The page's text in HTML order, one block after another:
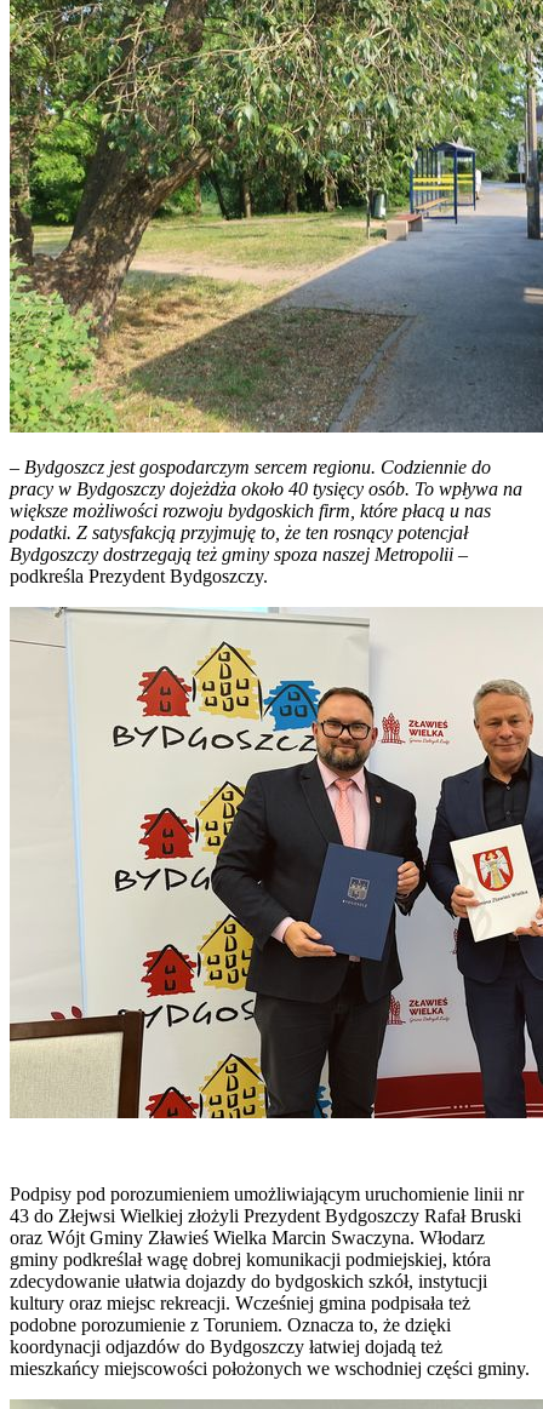
– Bydgoszcz jest gospodarczym sercem regionu. Codziennie do
pracy w Bydgoszczy dojeżdża około 40 tysięcy osób. To wpływa na
większe możliwości rozwoju bydgoskich firm, które płacą u nas
podatki. Z satysfakcją przyjmuję to, że ten rosnący potencjał
Bydgoszczy dostrzegają też gminy spoza naszej Metropolii –
podkreśla Prezydent Bydgoszczy.
Podpisy pod porozumieniem umożliwiającym uruchomienie linii nr
43 do Złejwsi Wielkiej złożyli Prezydent Bydgoszczy Rafał Bruski
oraz Wójt Gminy Zławieś Wielka Marcin Swaczyna. Włodarz
gminy podkreślał wagę dobrej komunikacji podmiejskiej, która
zdecydowanie ułatwia dojazdy do bydgoskich szkół, instytucji
kultury oraz miejsc rekreacji. Wcześniej gmina podpisała też
podobne porozumienie z Toruniem. Oznacza to, że dzięki
koordynacji odjazdów do Bydgoszczy łatwiej dojadą też
mieszkańcy miejscowości położonych we wschodniej części gminy.